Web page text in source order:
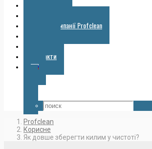
Галерея компанії Profclean
Контакти
Profclean
Корисне
Як довше зберегти килим у чистоті?